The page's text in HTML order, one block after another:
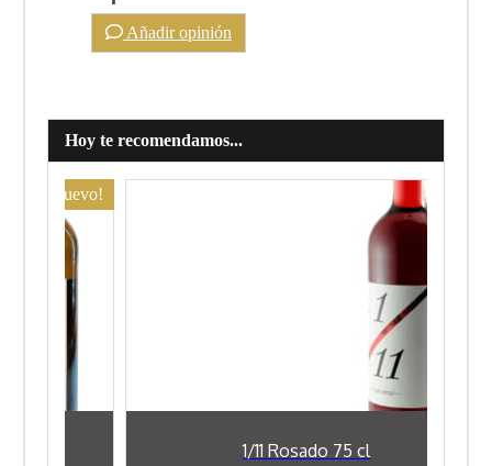
Añadir opinión
Hoy te recomendamos...
1/11 Rosado 75 cl